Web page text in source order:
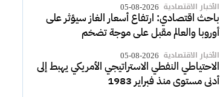
الأخبار الاقتصادية 05-08-2026
باحث اقتصادي: ارتفاع أسعار الغاز سيؤثر على
أوروبا والعالم مقبل على موجة تضخم
الأخبار الاقتصادية 05-08-2026
الاحتياطي النفطي الاستراتيجي الأمريكي يهبط إلى
أدنى مستوى منذ فبراير 1983